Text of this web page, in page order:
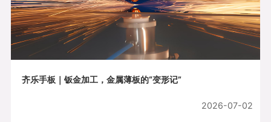
齐乐手板｜钣金加工，金属薄板的“变形记”
2026-07-02